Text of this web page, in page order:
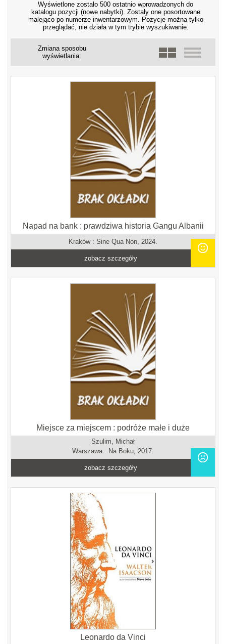
Wyświetlone zostało 500 ostatnio wprowadzonych do
katalogu pozycji (nowe nabytki). Zostały one posortowane
malejąco po numerze inwentarzowym. Pozycje można tylko
przeglądać, nie działa w tym trybie wyszukiwanie.
Zmiana sposobu
wyświetlania:
Napad na bank : prawdziwa historia Gangu Albanii
Kraków : Sine Qua Non, 2024.
zobacz szczegóły
Miejsce za miejscem : podróże małe i duże
Szulim, Michał
Warszawa : Na Boku, 2017.
zobacz szczegóły
Leonardo da Vinci